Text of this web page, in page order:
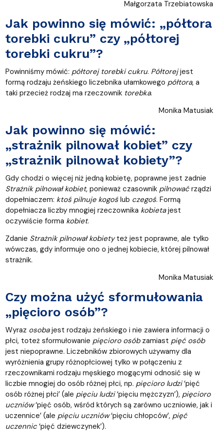
Małgorzata Trzebiatowska
Jak powinno się mówić: „półtora
torebki cukru” czy „półtorej
torebki cukru”?
Powinniśmy mówić: półtorej torebki cukru. Półtorejjest
formą rodzaju żeńskiego liczebnika ułamkowego półtora, a
taki przecież rodzaj ma rzeczownik torebka.
Monika Matusiak
Jak powinno się mówić:
„strażnik pilnował kobiet” czy
„strażnik pilnował kobiety”?
Gdy chodzi o więcej niż jedną kobietę, poprawne jest zadnie
Strażnik pilnował kobiet, ponieważ czasownik pilnowaćrządzi
dopełniaczem: ktoś pilnuje kogoś lub czegoś. Formą
dopełniacza liczby mnogiej rzeczownika kobietajest
oczywiście forma kobiet.
Zdanie Strażnik pilnował kobietyteż jest poprawne, ale tylko
wówczas, gdy informuje ono o jednej kobiecie, której pilnował
strażnik.
Monika Matusiak
Czy można użyć sformułowania
„pięcioro osób”?
Wyraz osobajest rodzaju żeńskiego i nie zawiera informacji o
płci, toteż sformułowanie pięcioro osóbzamiast pięć osób
jest niepoprawne. Liczebników zbiorowych używamy dla
wyróżnienia grupy różnopłciowej tylko w połączeniu z
rzeczownikami rodzaju męskiego mogącymi odnosić się w
liczbie mnogiej do osób różnej płci, np. pięcioro ludzi‘pięć
osób różnej płci’ (ale pięciu ludzi‘pięciu mężczyzn’), pięcioro
uczniów‘pięć osób, wśród których są zarówno uczniowie, jak i
uczennice’ (ale pięciu uczniów‘pięciu chłopców’, pięć
uczennic‘pięć dziewczynek’).